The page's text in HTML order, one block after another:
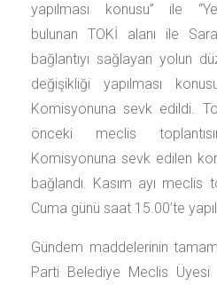
yapılması konusu” ile
bulunan TOKİ alanı ile
bağlantıyı sağlayan yolun
değişikliği yapılması
Komisyonuna sevk edildi.
önceki meclis
Komisyonuna sevk edilen
bağlandı. Kasım ayı meclis
Cuma günü saat 15.00’te
Gündem maddelerinin
Parti Belediye Meclis